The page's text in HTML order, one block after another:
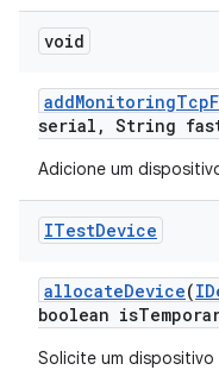
void
addMonitoringTcp
serial , String
Adicione um
ITestDevice
allocateDevice(
boolean is
Solicite um